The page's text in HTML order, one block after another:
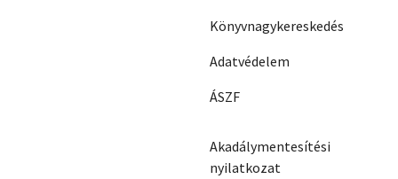
Könyvnagykereskedés
Adatvédelem
ÁSZF
Akadálymentesítési
nyilatkozat